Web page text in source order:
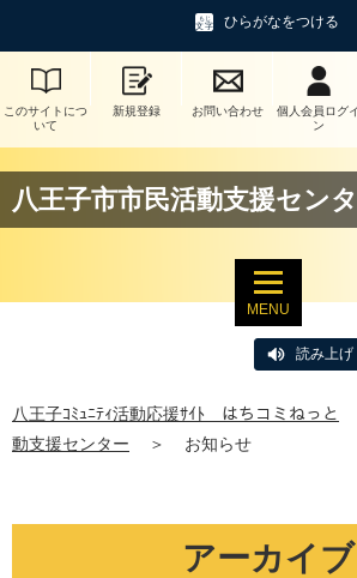
ひらがなをつける
このサイトにつ
いて
新規登録 お問い合わせ
個人会員ログイ
ン
八王子市市民活動支援セン
MENU
読み上げ
八王子ｺﾐｭﾆﾃｨ活動応援ｻｲﾄ はちコミねっと
動支援センター
＞ お知らせ
アーカイブ